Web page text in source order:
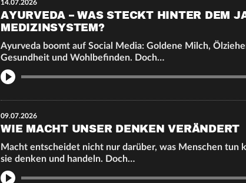
14.07.2026
AYURVEDA – WAS STECKT HINTER DEM
MEDIZINSYSTEM?
Ayurveda boomt auf Social Media: Goldene Milch,
Gesundheit und Wohlbefinden. Doch…
09.07.2026
WIE MACHT UNSER DENKEN VERÄNDERT
Macht entscheidet nicht nur darüber, was Menschen tun
sie denken und handeln. Doch…